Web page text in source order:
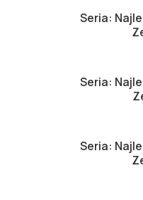
Seria:
Seria:
Seria: